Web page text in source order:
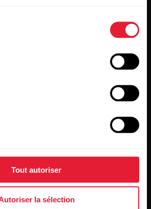
Tout autoriser
la sélection
et confirmez avoir lu notreDéclaration
À propos de Polar